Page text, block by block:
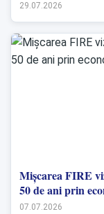
29.07.2026
Mișcarea FIRE
50 de ani prin
07.07.2026